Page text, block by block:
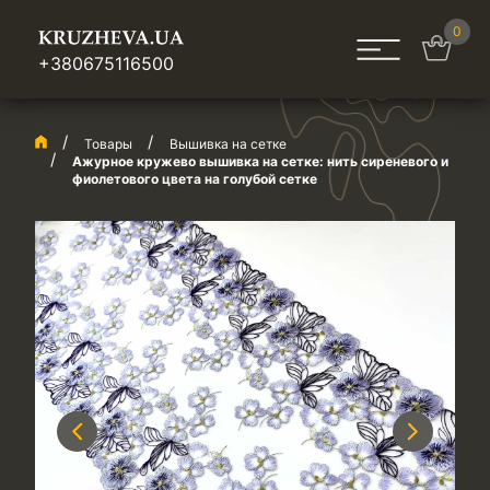
+380675116500
0
Товары
Вышивка на сетке
Ажурное кружево вышивка на сетке: нить сиреневого и
фиолетового цвета на голубой сетке
Previous Next